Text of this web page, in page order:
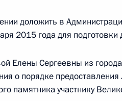
связи жительницы
Российской Федерации
Президента
доложить в
2015 года для
Елены Сергеевны из
о порядке
памятника участнику